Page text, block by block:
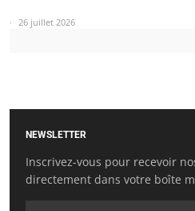
26 juillet 2026
NEWSLETTER
Inscrivez-vous pour recevoir
directement dans votre boîte